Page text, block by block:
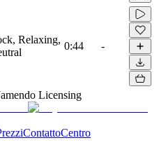
Relaxing,
0:44 -
Licensing
ContattoCentro